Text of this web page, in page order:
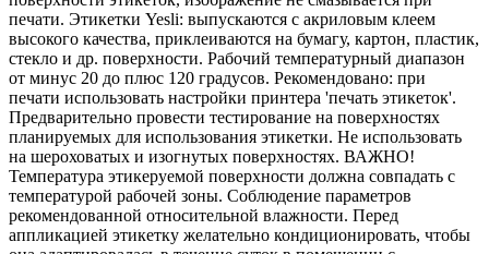
печати. Этикетки Yesli: выпускаются с акриловым клеем
высокого качества, приклеиваются на бумагу, картон, пластик,
стекло и др. поверхности. Рабочий температурный диапазон
от минус 20 до плюс 120 градусов. Рекомендовано: при
печати использовать настройки принтера 'печать этикеток'.
Предварительно провести тестирование на поверхностях
планируемых для использования этикетки. Не использовать
на шероховатых и изогнутых поверхностях. ВАЖНО!
Температура этикеруемой поверхности должна совпадать с
температурой рабочей зоны. Соблюдение параметров
рекомендованной относительной влажности. Перед
аппликацией этикетку желательно кондиционировать, чтобы